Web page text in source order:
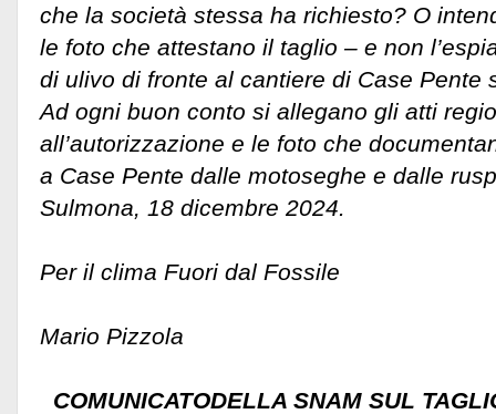
che la società stessa ha richiesto? O
le foto che attestano il taglio – e non
di ulivo di fronte al cantiere di Case Pente
Ad ogni buon conto si allegano gli atti
all’autorizzazione e le foto che
a Case Pente dalle motoseghe e dalle
Sulmona, 18 dicembre 2024.
Per il clima Fuori dal Fossile
Mario Pizzola
COMUNICATODELLA SNAM SUL